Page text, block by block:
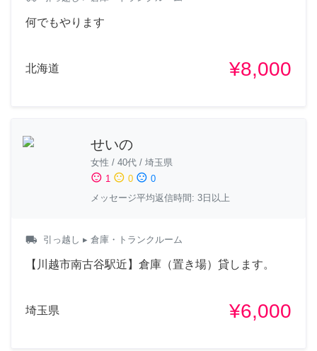
何でもやります
北海道 ¥8,000
せいの
女性 / 40代 / 埼玉県
sentiment_satisfied 1 sentiment_neutral 0 sentiment_dissatisfied 0
メッセージ平均返信時間: 3日以上
local_shipping 引っ越し ▸ 倉庫・トランクルーム
【川越市南古谷駅近】倉庫（置き場）貸します。
埼玉県 ¥6,000